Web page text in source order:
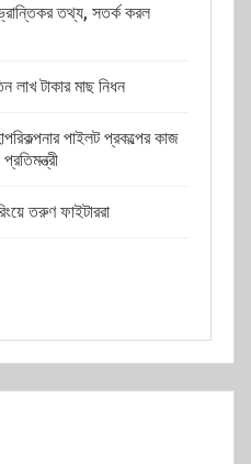
তথ্য, সতর্ক করল
লাখ টাকার মাছ নিধন
পাইলট প্রকল্পের কাজ
তরুণ ফাইটাররা